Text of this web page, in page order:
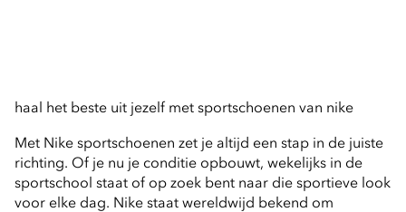
haal het beste uit jezelf met sportschoenen van nike
Met Nike sportschoenen zet je altijd een stap in de juiste
richting. Of je nu je conditie opbouwt, wekelijks in de
sportschool staat of op zoek bent naar die sportieve look
voor elke dag. Nike staat wereldwijd bekend om